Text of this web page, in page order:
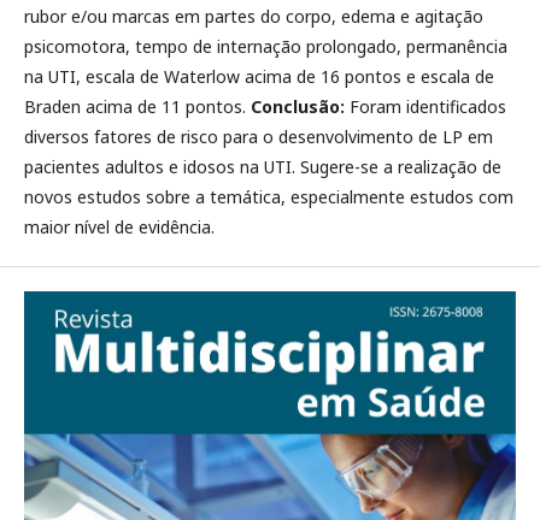
rubor e/ou marcas em partes do corpo, edema e agitação
psicomotora, tempo de internação prolongado, permanência
na UTI, escala de Waterlow acima de 16 pontos e escala de
Braden acima de 11 pontos. Conclusão: Foram identificados
diversos fatores de risco para o desenvolvimento de LP em
pacientes adultos e idosos na UTI. Sugere-se a realização de
novos estudos sobre a temática, especialmente estudos com
maior nível de evidência.